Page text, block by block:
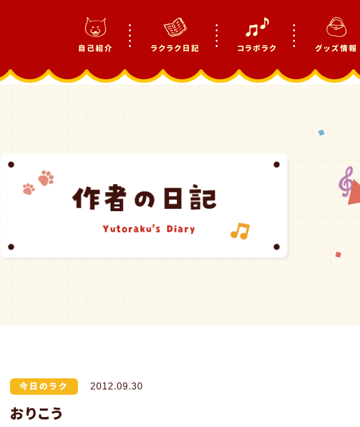
自己紹介 ラクラク日記 コラボラク グッズ情報
今日のラク 2012.09.30
おりこう